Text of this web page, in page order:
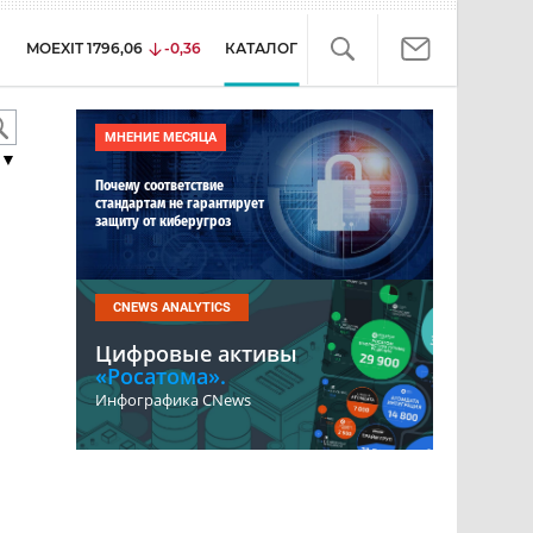
MOEXIT 1796,06 -0,36 КАТАЛОГ
▼
МНЕНИЕ МЕСЯЦА
Почему соответствие
стандартам не гарантирует
защиту от киберугроз
CNEWS ANALYTICS
Цифровые активы
«Росатома».
Инфографика CNews